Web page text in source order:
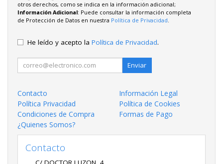
otros derechos, como se indica en la información adicional;
Información Adicional: Puede consultar la información completa
de Protección de Datos en nuestra Política de Privacidad.
He leído y acepto la Política de Privacidad.
Enviar
Contacto
Información Legal
Política Privacidad
Política de Cookies
Condiciones de Compra
Formas de Pago
¿Quienes Somos?
Contacto